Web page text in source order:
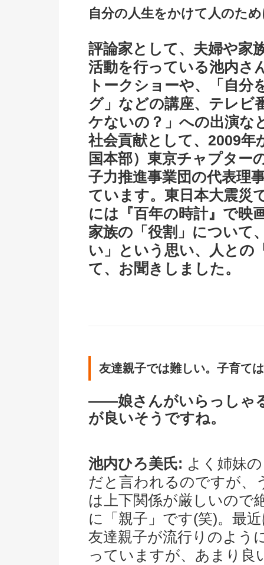
自分の人生をかけて人のた
評論家として、夫婦や家
活動を行っている池内さ
トークショーや、「自
グ」などの講座、テレビ
ケないの？」への出演な
社会貢献として、2009年
国本部）東京チャプター
子力推進事業団の代表理
ています。東日本大震災
には『百年の時計』で映
家族の「役割」について
い」という思い、人との
て、お聞きしました。
友達親子では難しい。子育て
――娘さんがいらっしゃ
が良いそうですね。
池内ひろ美氏: よく姉妹
だと言われるのですが、
は上下関係が厳しいので
に「親子」です(笑)。最
友達親子が流行りのよう
っていますが、あまり良